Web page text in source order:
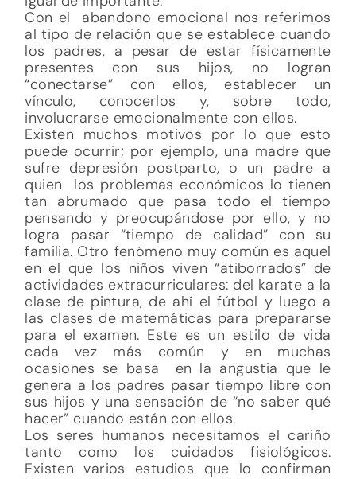
Con el abandono emocional nos referimos
al tipo de relación que se establece cuando
los padres, a pesar de estar físicamente
presentes con sus hijos, no logran
“conectarse” con ellos, establecer un
vínculo, conocerlos y, sobre todo,
involucrarse emocionalmente con ellos.
Existen muchos motivos por lo que esto
puede ocurrir; por ejemplo, una madre que
sufre depresión postparto, o un padre a
quien los problemas económicos lo tienen
tan abrumado que pasa todo el tiempo
pensando y preocupándose por ello, y no
logra pasar “tiempo de calidad” con su
familia. Otro fenómeno muy común es aquel
en el que los niños viven “atiborrados” de
actividades extracurriculares: del karate a la
clase de pintura, de ahí el fútbol y luego a
las clases de matemáticas para prepararse
para el examen. Este es un estilo de vida
cada vez más común y en muchas
ocasiones se basa en la angustia que le
genera a los padres pasar tiempo libre con
sus hijos y una sensación de “no saber qué
hacer” cuando están con ellos.
Los seres humanos necesitamos el cariño
tanto como los cuidados fisiológicos.
Existen varios estudios que lo confirman